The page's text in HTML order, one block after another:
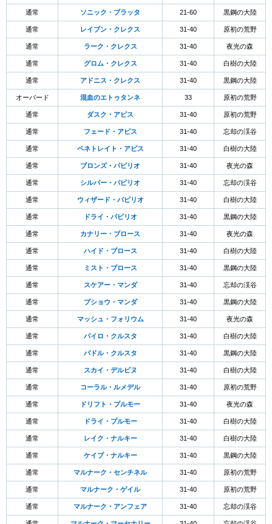
通常 ソニック・ブラッタ 21-60 黒鋼の大陸
通常 レイブン・クレクス 31-40 原初の荒野
通常 ラーク・クレクス 31-40 夜光の森
通常 グロム・クレクス 31-40 白樹の大陸
通常 アドニス・クレクス 31-40 黒鋼の大陸
オーバード 混血のエトゥタンネ 33 原初の荒野
通常 ダスク・アピス 31-40 原初の荒野
通常 フェード・アピス 31-40 忘却の渓谷
通常 ペネトレイト・アピス 31-40 白樹の大陸
通常 ブロンズ・パピリオ 31-40 夜光の森
通常 シルバー・パピリオ 31-40 忘却の渓谷
通常 ウィザード・パピリオ 31-40 白樹の大陸
通常 ドライ・パピリオ 31-40 黒鋼の大陸
通常 カナリー・ブロース 31-40 夜光の森
通常 ハイド・ブロース 31-40 白樹の大陸
通常 ミスト・ブロース 31-40 黒鋼の大陸
通常 スケアー・マンダ 31-40 忘却の渓谷
通常 ブショウ・マンダ 31-40 黒鋼の大陸
通常 マッシュ・フォリウム 31-40 夜光の森
通常 パイロ・クルスタ 31-40 白樹の大陸
通常 パドル・クルスタ 31-40 黒鋼の大陸
通常 スカイ・デルピヌ 31-40 白樹の大陸
通常 コーラル・ルメデル 31-40 原初の荒野
通常 ドリフト・プルモー 31-40 夜光の森
通常 ドライ・プルモー 31-40 白樹の大陸
通常 レイク・ナルキー 31-40 白樹の大陸
通常 ケイブ・ナルキー 31-40 黒鋼の大陸
通常 マルナーク・センチネル 31-40 原初の荒野
通常 マルナーク・ゲイル 31-40 原初の荒野
通常 マルナーク・アンフェア 31-40 忘却の渓谷